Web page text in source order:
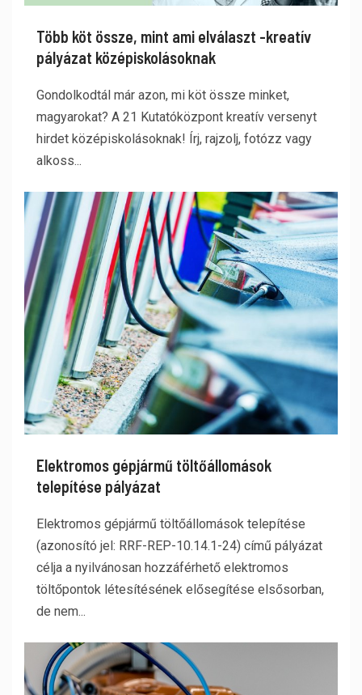
Több köt össze, mint ami elválaszt -kreatív
pályázat középiskolásoknak
Gondolkodtál már azon, mi köt össze minket,
magyarokat? A 21 Kutatóközpont kreatív versenyt
hirdet középiskolásoknak! Írj, rajzolj, fotózz vagy
alkoss...
Elektromos gépjármű töltőállomások
telepítése pályázat
Elektromos gépjármű töltőállomások telepítése
(azonosító jel: RRF-REP-10.14.1-24) című pályázat
célja a nyilvánosan hozzáférhető elektromos
töltőpontok létesítésének elősegítése elsősorban,
de nem...